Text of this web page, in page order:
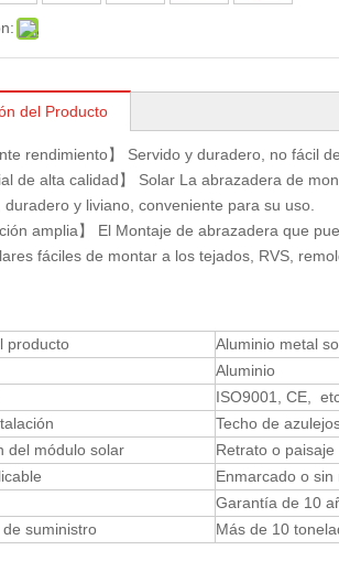
del Producto
rendimiento】 Servido y duradero, no fácil
de alta calidad】 Solar La abrazadera de
duradero y liviano, conveniente para su uso.
amplia】 El Montaje de abrazadera que
fáciles de montar a los tejados, RVS,
producto
Aluminio metal
Aluminio
ISO9001, CE,
Techo de
del módulo solar
Retrato o paisaje
Enmarcado o sin
Garantía de 10
suministro
Más de 10